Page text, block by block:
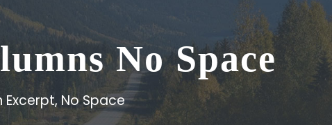
No Space
Excerpt, No Space